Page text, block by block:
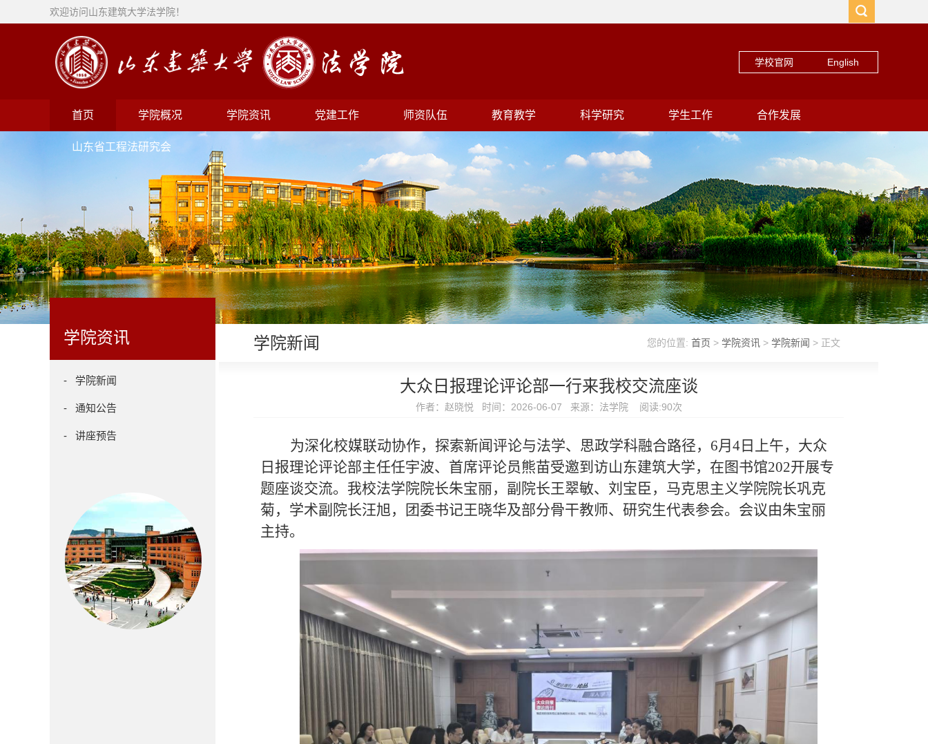
欢迎访问山东建筑大学法学院！
学校官网 English
首页 学院概况 学院资讯 党建工作 师资队伍 教育教学 科学研究 学生工作 合作发展
山东省工程法研究会
学院资讯
- 学院新闻
- 通知公告
- 讲座预告
学院新闻 您的位置: 首页 > 学院资讯 > 学院新闻 > 正文
大众日报理论评论部一行来我校交流座谈
作者：赵晓悦 时间：2026-06-07 来源：法学院 阅读:90次
为深化校媒联动协作，探索新闻评论与法学、思政学科融合路径， 6月4日上午，大众
日报理论评论部主任任宇波、首席评论员熊苗受邀到访山东建筑大学，在图书馆202开展专
题座谈交流。我校法学院院长朱宝丽，副院长王翠敏、刘宝臣，马克思主义学院院长巩克
菊，学术副院长汪旭，团委书记王晓华及部分骨干教师、研究生代表参会。会议由朱宝丽
主持。